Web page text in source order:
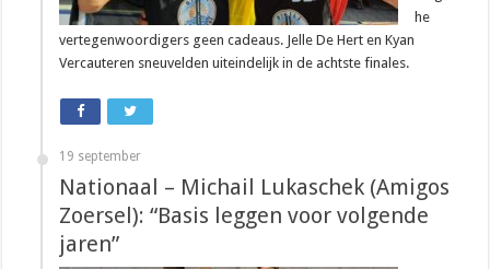
he
vertegenwoordigers geen cadeaus. Jelle De Hert en Kyan
Vercauteren sneuvelden uiteindelijk in de achtste finales.
19 september
Nationaal – Michail Lukaschek (Amigos
Zoersel): “Basis leggen voor volgende
jaren”